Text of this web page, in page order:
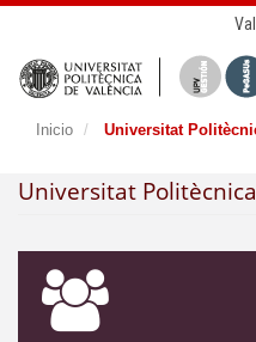
Inicio Universitat
Universitat